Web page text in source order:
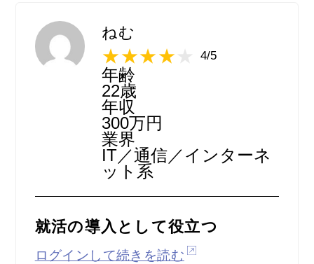
ねむ
4/5
年齢
22歳
年収
300万円
業界
IT／通信／インターネ
ット系
就活の導入として役立つ
ログインして続きを読む